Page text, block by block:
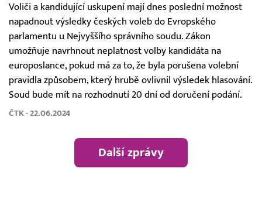
Voliči a kandidující uskupení mají dnes poslední možnost
napadnout výsledky českých voleb do Evropského
parlamentu u Nejvyššího správního soudu. Zákon
umožňuje navrhnout neplatnost volby kandidáta na
europoslance, pokud má za to, že byla porušena volební
pravidla způsobem, který hrubě ovlivnil výsledek hlasování.
Soud bude mít na rozhodnutí 20 dní od doručení podání.
ČTK - 22.06.2024
Další zprávy